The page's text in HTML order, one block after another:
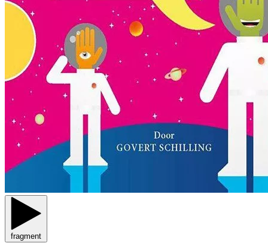
fragment